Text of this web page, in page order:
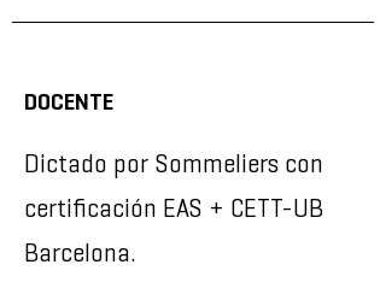
DOCENTE
Dictado por Sommeliers con
certificación EAS + CETT-UB
Barcelona.